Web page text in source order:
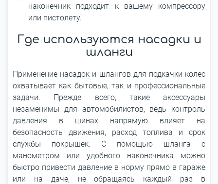
наконечник подходит к вашему компрессору
или пистолету.
Где используются насадки и
шланги
Применение насадок и шлангов для подкачки колес
охватывает как бытовые, так и профессиональные
задачи. Прежде всего, такие аксессуары
незаменимы для автомобилистов, ведь контроль
давления в шинах напрямую влияет на
безопасность движения, расход топлива и срок
службы покрышек. С помощью шланга с
манометром или удобного наконечника можно
быстро привести давление в норму прямо в гараже
или на даче, не обращаясь каждый раз в